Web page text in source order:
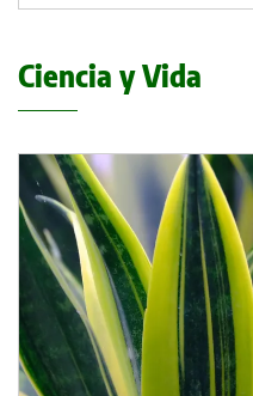
Ciencia y Vida